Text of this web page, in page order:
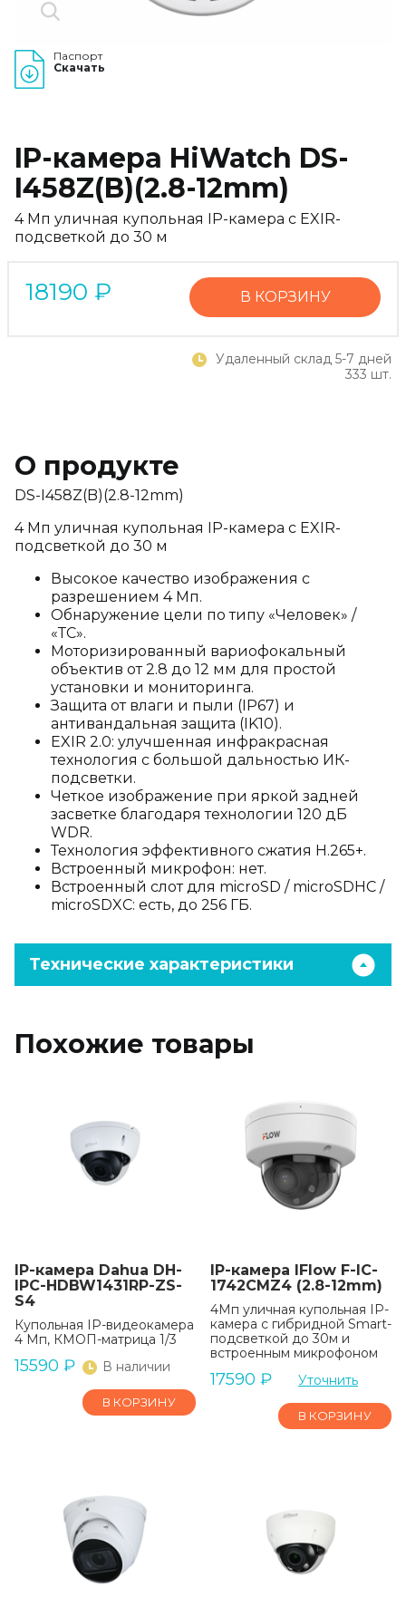
Паспорт
Скачать
IP-камера HiWatch DS-
I458Z(B)(2.8-12mm)
4 Мп уличная купольная IP-камера с EXIR-
подсветкой до 30 м
18190 ₽ В КОРЗИНУ
Удаленный склад 5-7 дней
333 шт.
О продукте
DS-I458Z(B)(2.8-12mm)
4 Мп уличная купольная IP-камера с EXIR-
подсветкой до 30 м
Высокое качество изображения с
разрешением 4 Мп.
Обнаружение цели по типу «Человек» /
«ТС».
Моторизированный вариофокальный
объектив от 2.8 до 12 мм для простой
установки и мониторинга.
Защита от влаги и пыли (IP67) и
антивандальная защита (IK10).
EXIR 2.0: улучшенная инфракрасная
технология с большой дальностью ИК-
подсветки.
Четкое изображение при яркой задней
засветке благодаря технологии 120 дБ
WDR.
Технология эффективного сжатия H.265+.
Встроенный микрофон: нет.
Встроенный слот для microSD / microSDHC /
microSDXC: есть, до 256 ГБ.
Технические характеристики
Похожие товары
IP-камера Dahua DH-
IPC-HDBW1431RP-ZS-
S4
Купольная IP-видеокамера
4 Мп, КМОП-матрица 1/3
15590 ₽ В наличии
В КОРЗИНУ
IP-камера IFlow F-IC-
1742CMZ4 (2.8-12mm)
4Мп уличная купольная IP-
камера с гибридной Smart-
подсветкой до 30м и
встроенным микрофоном
17590 ₽ Уточнить
В КОРЗИНУ